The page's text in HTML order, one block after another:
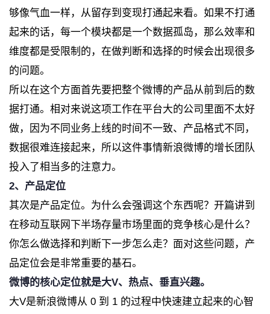
够像气血一样，从留存到变现打通起来看。如果不打通
起来的话，每一个模块都是一个数据孤岛，那么效率和
维度都是受限制的，在做判断和选择的时候会出现很多
的问题。
所以在这个方面首先要把整个微博的产品从前到后的数
据打通。相对来说这项工作在平台大的公司里面不太好
做，因为不同业务上线的时间不一致、产品格式不同，
数据很难连接起来，所以这件事情新浪微博的增长团队
投入了相当多的注意力。
2、产品定位
其次是产品定位。为什么会强调这个东西呢？开篇讲到
在移动互联网下半场存量市场里面的竞争核心是什么？
你怎么做选择和判断下一步怎么走？面对这些问题，产
品定位会是非常重要的基石。
微博的核心定位就是大V、热点、垂直兴趣。
大V是新浪微博从 0 到 1 的过程中快速建立起来的心智